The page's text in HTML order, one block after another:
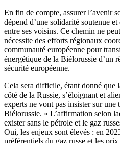
En fin de compte, assurer l’avenir
dépend d’une solidarité soutenue
entre ses voisins. Ce chemin ne
nécessite des efforts régionaux
communauté européenne pour
énergétique de la Biélorussie d’un
sécurité européenne.
Cela sera difficile, étant donné que
côté de la Russie, s’éloignant et
experts ne vont pas insister sur une
Biélorussie. « L’affirmation selon
exister sans le pétrole et le gaz
Oui, les enjeux sont élevés : en
préférentiels du gaz russe et les